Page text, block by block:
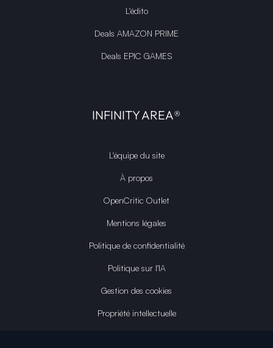
L'édito
Deals AMAZON PRIME
Deals EPIC GAMES
INFINITY AREA®
L'équipe du site
À propos
OpenCritic Outlet
Mentions légales
Politique de confidentialité
Politique sur l'IA
Gestion des cookies
Propriété intellectuelle